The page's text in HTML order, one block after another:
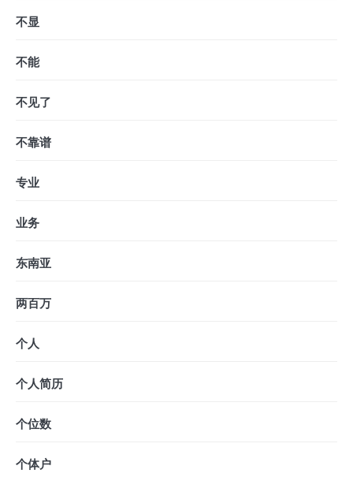
不显
不能
不见了
不靠谱
专业
业务
东南亚
两百万
个人
个人简历
个位数
个体户